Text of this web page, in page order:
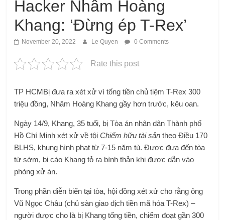
Hacker Nhâm Hoàng
Khang: ‘Đừng ép T-Rex’
November 20, 2022 Le Quyen 0 Comments
Rate this post
TP HCMBị đưa ra xét xử vì tống tiền chủ tiệm T-Rex 300
triệu đồng, Nhâm Hoàng Khang gầy hơn trước, kêu oan.
Ngày 14/9, Khang, 35 tuổi, bị Tòa án nhân dân Thành phố
Hồ Chí Minh xét xử về tộiChiếm hữu tài sảntheo Điều 170
BLHS, khung hình phạt từ 7-15 năm tù. Được đưa đến tòa
từ sớm, bị cáo Khang tỏ ra bình thản khi được dẫn vào
phòng xử án.
Trong phần diễn biến tại tòa, hội đồng xét xử cho rằng ông
Vũ Ngọc Châu (chủ sàn giao dịch tiền mã hóa T-Rex) –
người được cho là bị Khang tống tiền, chiếm đoạt gần 300